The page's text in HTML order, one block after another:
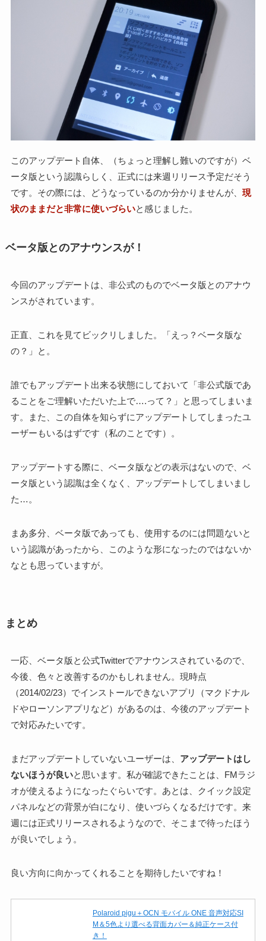
このアップデート自体、（ちょっと理解し難いのですが）ベ
ータ版という認識らしく、正式には来週リリース予定だそう
です。その際には、どうなっているのか分かりませんが、 現
状のままだと非常に使いづらいと感じました。
ベータ版とのアナウンスが！
今回のアップデートは、非公式のものでベータ版とのアナウ
ンスがされています。
正直、これを見てビックリしました。「えっ？ベータ版な
の？」と。
誰でもアップデート出来る状態にしておいて「非公式版であ
ることをご理解いただいた上で….って？」と思ってしまいま
す。また、この自体を知らずにアップデートしてしまったユ
ーザーもいるはずです（私のことです）。
アップデートする際に、ベータ版などの表示はないので、ベ
ータ版という認識は全くなく、アップデートしてしまいまし
た…。
まあ多分、ベータ版であっても、使用するのには問題ないと
いう認識があったから、このような形になったのではないか
なとも思っていますが。
まとめ
一応、ベータ版と公式Twitterでアナウンスされているので、
今後、色々と改善するのかもしれません。現時点
（2014/02/23）でインストールできないアプリ（マクドナル
ドやローソンアプリなど）があるのは、今後のアップデート
で対応みたいです。
まだアップデートしていないユーザーは、 アップデートはし
ないほうが良いと思います。私が確認できたことは、FMラジ
オが使えるようになったぐらいです。あとは、クイック設定
パネルなどの背景が白になり、使いづらくなるだけです。来
週には正式リリースされるようなので、そこまで待ったほう
が良いでしょう。
良い方向に向かってくれることを期待したいですね！
Polaroid pigu＋OCN モバイル ONE 音声対応SI
M＆5色より選べる背面カバー＆純正ケース付
き！